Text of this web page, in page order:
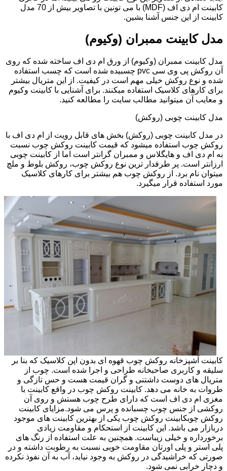
کابینت ام دی اف (MDF) با می تونین با تصاویر بیش از 70 مدل
کابینت از این جنس آشنا بشین.
مدل کابینت ممبران (وکیوم)
مدل کابینت ممبران (وکیوم) از ورق ام دی اف ساخته شده که روی
آن روکش پی وی سی pvc چسبیده شده است که چسب استفاده
شده و نوع روکش خیلی مهم است در کیفیت. از این متریال بیشتر
برای کارهای کلاسیک استفاده میکنند. برای آشنایی با کابینت وکیوم
و معایب آن میتوانید مطالب سایت را مطالعه کنید.
مدل کابینت چوبی (روکش)
در مدل کابینت چوبی (روکش) بخش های قابل رویت از ام دی اف با
روکش چوب استفاده میشود که قیمت کابینت روکش چوب نسبت
به ام دی اف و هایگلاس و ممبران گرانتر است اما از کابینت چوبی
ارزانتر است. پر طرفدار ترین نوع روکش چوب، روکش بلوط و ملچ
میتوان نام برد. از روکش چوب هم بیشتر برای کارهای کلاسیک
مورد استفاده قرار میگیرد.
کابینت آشپزخانه روکش چوب قهوه ای بدون اپن کلاسیک که بنا بر
سلیقه و کاربری صاحبخانه طراحی و اجرا شده است. چوب از
متریال های دوست داشتنی و گران قیمت هست و حس تازگی و
طروات به خانه می دهد. کابینت روکش چوب در واقع کابینت با
مغزی ام دی اف است که دارای طرح چوب هستش و روی آن
روکشی از جنس چوب چسبانده و پرس می شود.مزایای کابینت
روکش چوبکابینت روکش چوب یکی از بهترین کابینت های موجود
دربازار می باشد. این کابینت از استحکام و مقاومت زیادی
برخورداره و خیلی زیباست. همچنین به علت استفاده از رنگ های
پلی استر و پلی اورتان مقاومت خوبی نسبت به رطوبت داشته و در
صورتی که خراشیدگی در روکش به وجود نیاید، آب به آن نفوذ نکرده
و دچار خرابی نمی شود.